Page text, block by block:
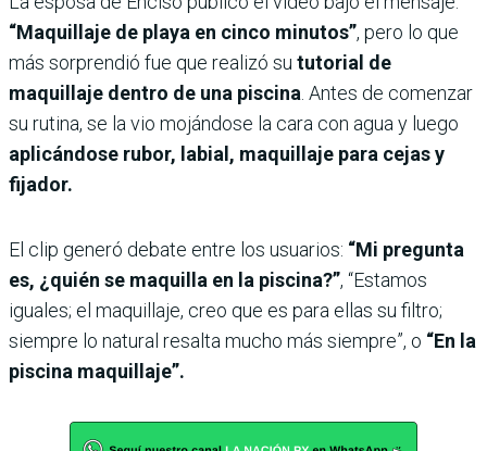
“Maquillaje de playa en cinco minutos”, pero lo que
más sorprendió fue que realizó su tutorial de
maquillaje dentro de una piscina . Antes de comenzar
su rutina, se la vio mojándose la cara con agua y luego
aplicándose rubor, labial, maquillaje para cejas y
fijador.
El clip generó debate entre los usuarios: “Mi pregunta
es, ¿quién se maquilla en la piscina?”, “Estamos
iguales; el maquillaje, creo que es para ellas su filtro;
siempre lo natural resalta mucho más siempre”, o “En la
piscina maquillaje”.